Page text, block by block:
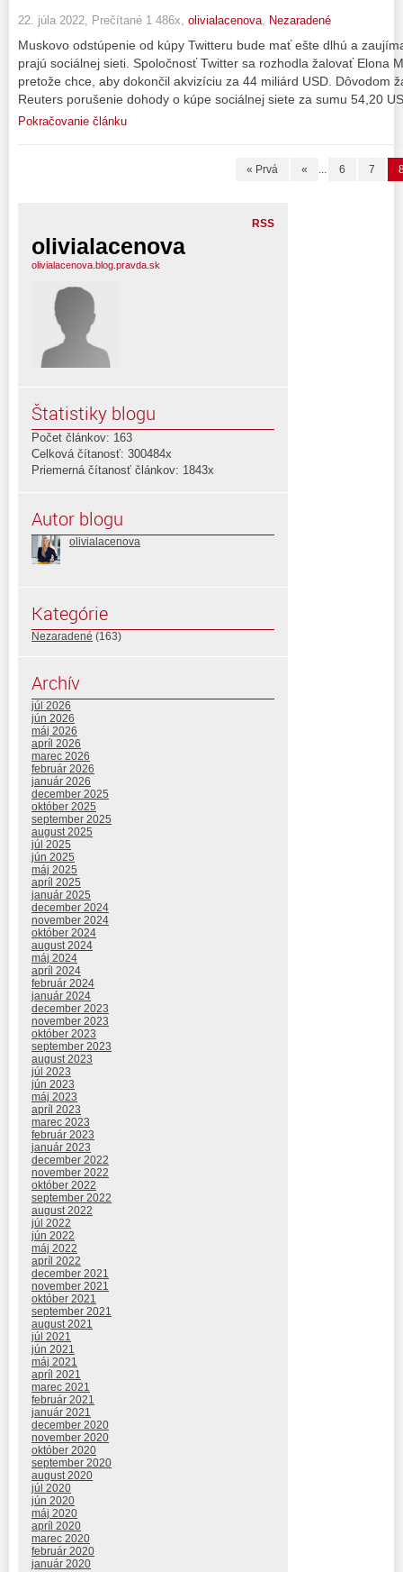
22. júla 2022, Prečítané 1 486x, olivialacenova, Nezaradené
Muskovo odstúpenie od kúpy Twitteru bude mať ešte dlhú a
prajú sociálnej sieti. Spoločnosť Twitter sa rozhodla žalovať Elona
pretože chce, aby dokončil akvizíciu za 44 miliárd USD. Dôvodom
Reuters porušenie dohody o kúpe sociálnej siete za sumu 54,20
Pokračovanie článku
« Prvá « ... 6 7
RSS
olivialacenova
olivialacenova.blog.pravda.sk
Štatistiky blogu
Počet článkov: 163
Celková čítanosť: 300484x
Priemerná čítanosť článkov: 1843x
Autor blogu
olivialacenova
Kategórie
Nezaradené (163)
Archív
júl 2026
jún 2026
máj 2026
apríl 2026
marec 2026
február 2026
január 2026
december 2025
október 2025
september 2025
august 2025
júl 2025
jún 2025
máj 2025
apríl 2025
január 2025
december 2024
november 2024
október 2024
august 2024
máj 2024
apríl 2024
február 2024
január 2024
december 2023
november 2023
október 2023
september 2023
august 2023
júl 2023
jún 2023
máj 2023
apríl 2023
marec 2023
február 2023
január 2023
december 2022
november 2022
október 2022
september 2022
august 2022
júl 2022
jún 2022
máj 2022
apríl 2022
december 2021
november 2021
október 2021
september 2021
august 2021
júl 2021
jún 2021
máj 2021
apríl 2021
marec 2021
február 2021
január 2021
december 2020
november 2020
október 2020
september 2020
august 2020
júl 2020
jún 2020
máj 2020
apríl 2020
marec 2020
február 2020
január 2020